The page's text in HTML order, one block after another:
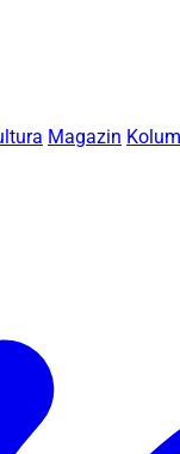
Magazin